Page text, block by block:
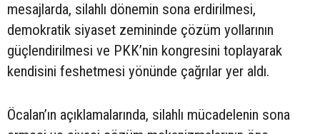
mesajlarda, silahlı dönemin sona erdirilmesi,
demokratik siyaset zemininde çözüm yollarının
güçlendirilmesi ve PKK’nin kongresini toplayarak
kendisini feshetmesi yönünde çağrılar yer aldı.
Öcalan’ın açıklamalarında, silahlı mücadelenin sona